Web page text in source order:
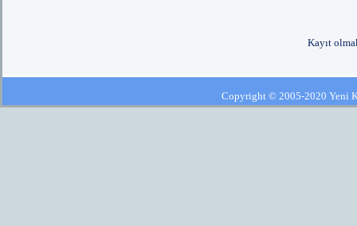
Kayıt
Copyright © 2005-2020 Yeni